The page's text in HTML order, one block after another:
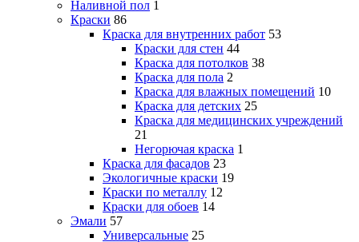
Наливной пол 1
Краски 86
Краска для внутренних работ 53
Краски для стен 44
Краска для потолков 38
Краска для пола 2
Краска для влажных помещений 10
Краска для детских 25
Краска для медицинских учреждений
21
Негорючая краска 1
Краска для фасадов 23
Экологичные краски 19
Краски по металлу 12
Краски для обоев 14
Эмали 57
Универсальные 25